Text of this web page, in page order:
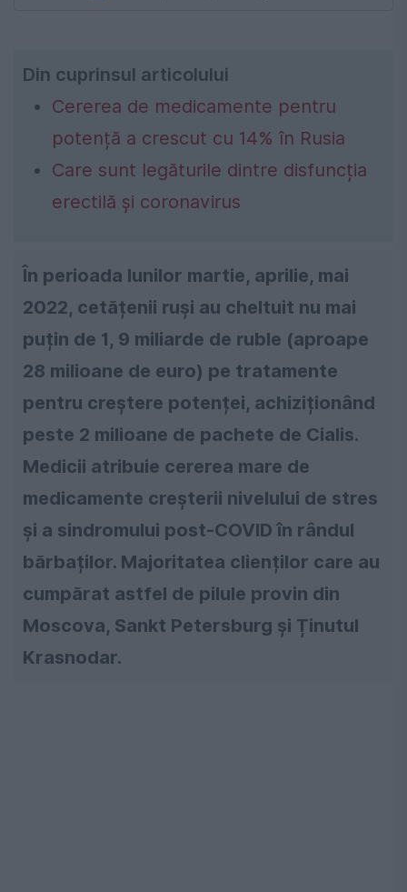
Din cuprinsul articolului
Cererea de medicamente pentru
potență a crescut cu 14% în Rusia
Care sunt legăturile dintre disfuncția
erectilă și coronavirus
În perioada lunilor martie, aprilie, mai
2022, cetățenii ruși au cheltuit nu mai
puțin de 1, 9 miliarde de ruble (aproape
28 milioane de euro) pe tratamente
pentru creștere potenței, achiziționând
peste 2 milioane de pachete de Cialis.
Medicii atribuie cererea mare de
medicamente creșterii nivelului de stres
și a sindromului post-COVID în rândul
bărbaților. Majoritatea clienților care au
cumpărat astfel de pilule provin din
Moscova, Sankt Petersburg și Ținutul
Krasnodar.